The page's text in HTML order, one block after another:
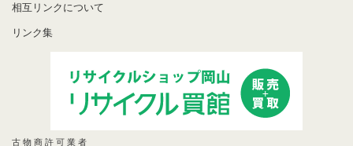
相互リンクについて
リンク集
古 物 商 許 可 業 者